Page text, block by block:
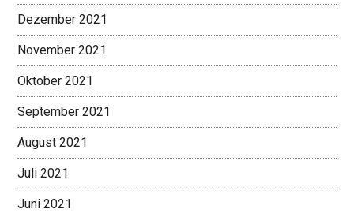
Dezember 2021
November 2021
Oktober 2021
September 2021
August 2021
Juli 2021
Juni 2021